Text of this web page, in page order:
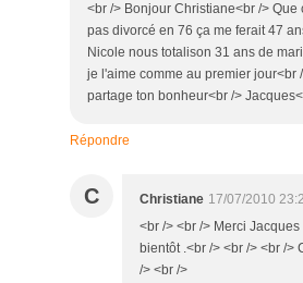
<br /> Bonjour Christiane<br /> Que
pas divorcé en 76 ça me ferait 47
Nicole nous totalison 31 ans de
je l'aime comme au premier jour<br
partage ton bonheur<br />
Répondre
C Christiane 17/07/2010
<br /> <br /> Merci Jacques
bientôt .<br /> <br /> <br />
/> <br />